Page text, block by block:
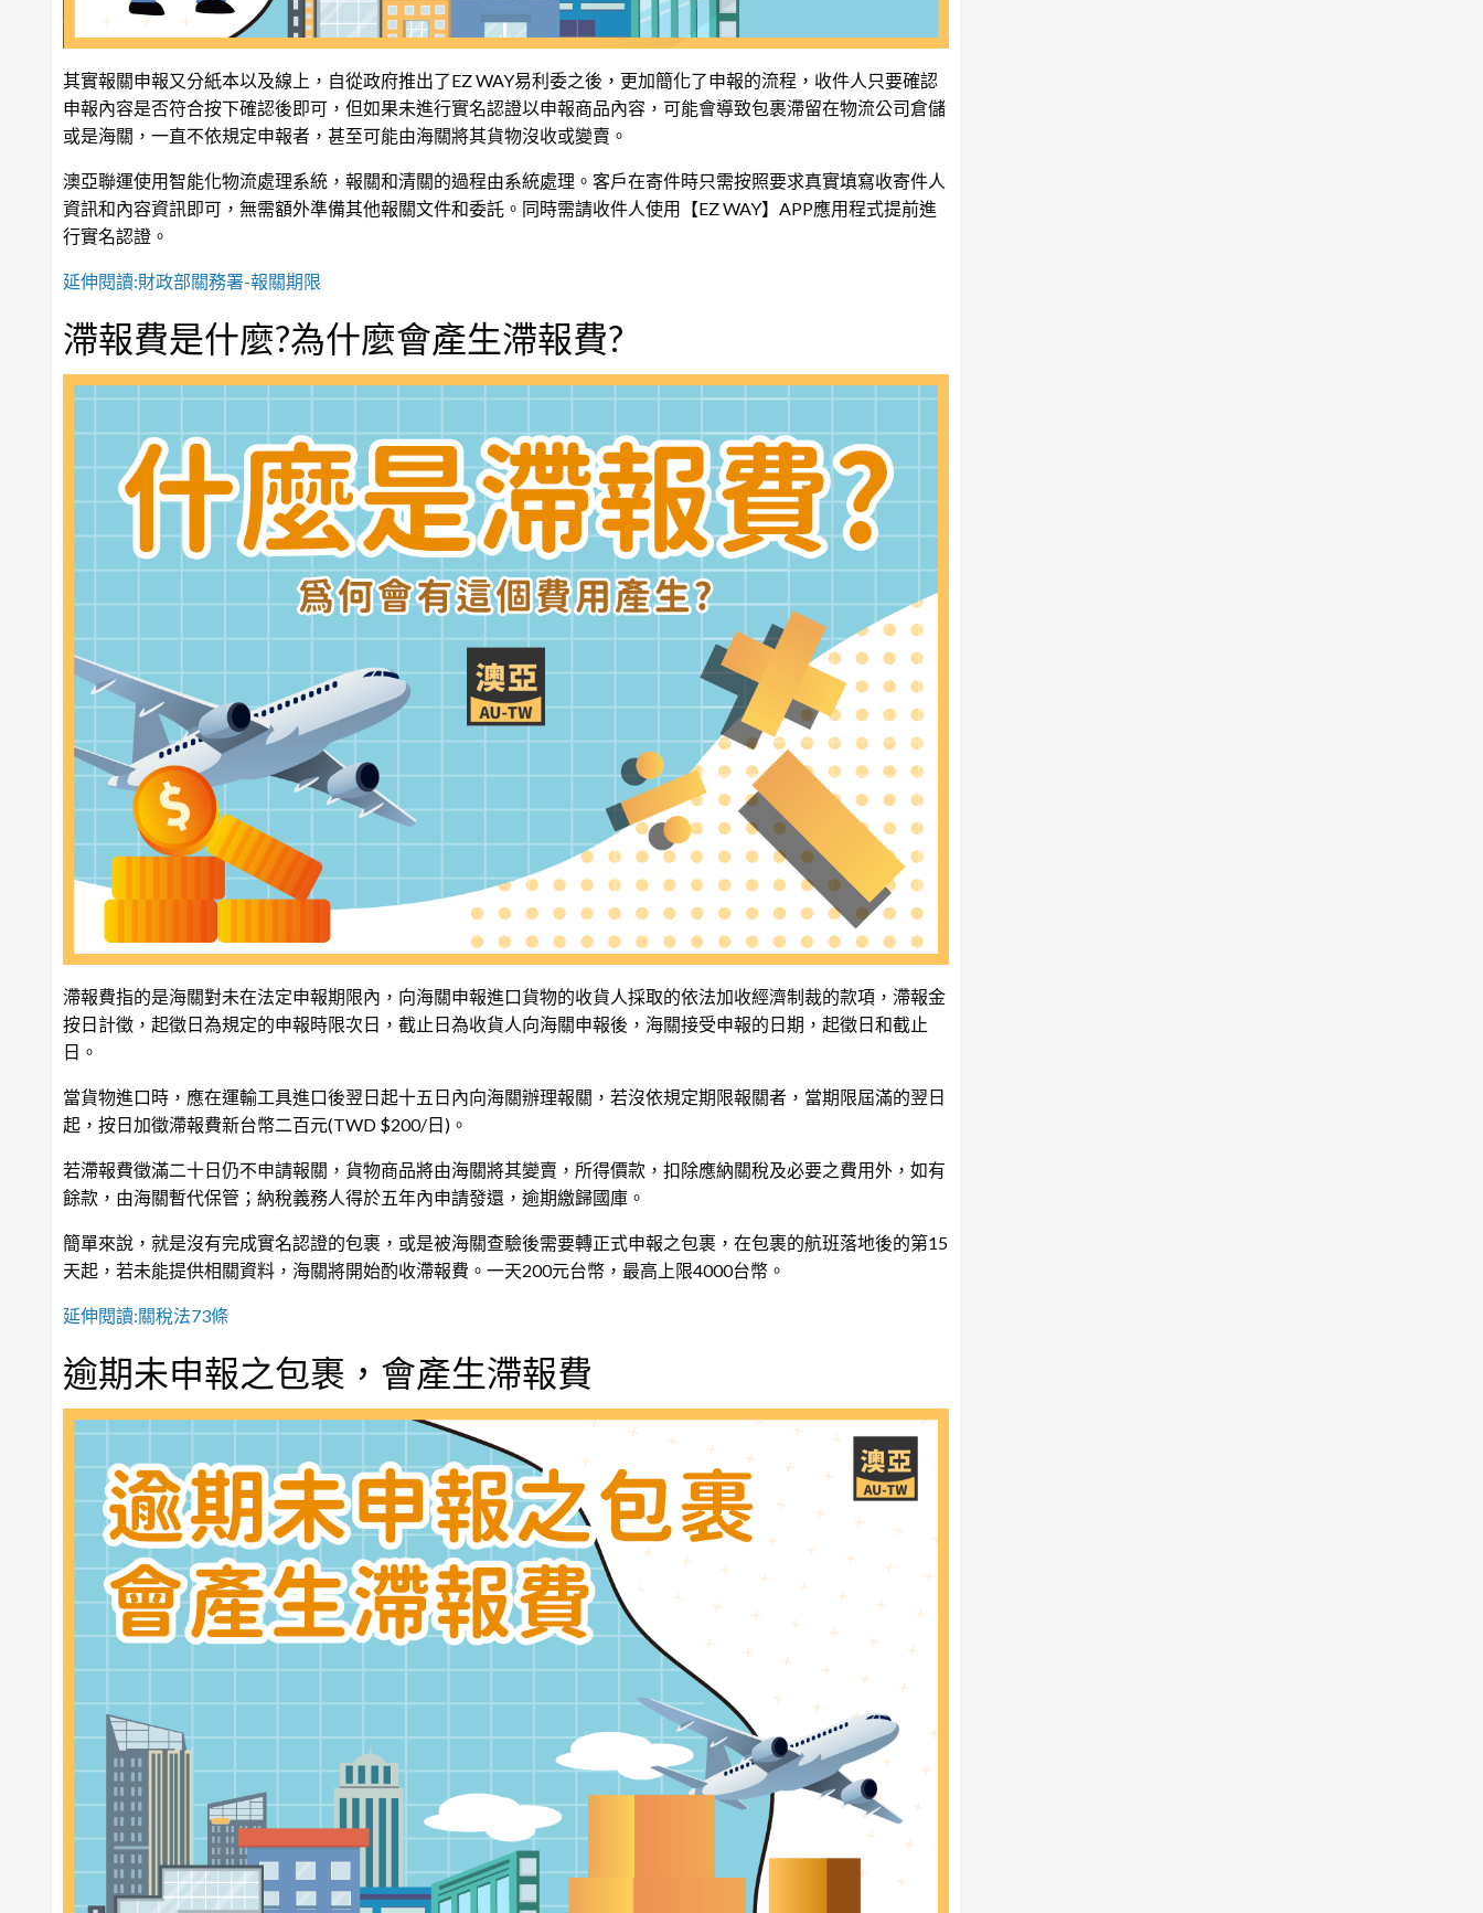
其實報關申報又分紙本以及線上，自從政府推出了EZ WAY易利委之後，更加簡化了申報的流程，收件人只要確認
申報內容是否符合按下確認後即可，但如果未進行實名認證以申報商品內容，可能會導致包裹滯留在物流公司倉儲
或是海關，一直不依規定申報者，甚至可能由海關將其貨物沒收或變賣。
澳亞聯運使用智能化物流處理系統，報關和清關的過程由系統處理。客戶在寄件時只需按照要求真實填寫收寄件人
資訊和內容資訊即可，無需額外準備其他報關文件和委託。同時需請收件人使用【EZ WAY】APP應用程式提前進
行實名認證。
延伸閱讀:財政部關務署-報關期限
滯報費是什麼?為什麼會產生滯報費?
滯報費指的是海關對未在法定申報期限內，向海關申報進口貨物的收貨人採取的依法加收經濟制裁的款項，滯報金
按日計徵，起徵日為規定的申報時限次日，截止日為收貨人向海關申報後，海關接受申報的日期，起徵日和截止
日。
當貨物進口時，應在運輸工具進口後翌日起十五日內向海關辦理報關，若沒依規定期限報關者，當期限屆滿的翌日
起，按日加徵滯報費新台幣二百元(TWD $200/日)。
若滯報費徵滿二十日仍不申請報關，貨物商品將由海關將其變賣，所得價款，扣除應納關稅及必要之費用外，如有
餘款，由海關暫代保管；納稅義務人得於五年內申請發還，逾期繳歸國庫。
簡單來說，就是沒有完成實名認證的包裹，或是被海關查驗後需要轉正式申報之包裹，在包裹的航班落地後的第15
天起，若未能提供相關資料，海關將開始酌收滯報費。一天200元台幣，最高上限4000台幣。
延伸閱讀:關稅法73條
逾期未申報之包裹，會產生滯報費